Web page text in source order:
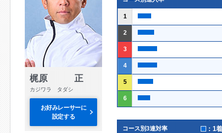
梶原 正
カジワラ タダシ
お好みレーサーに
設定する
1
2
3
4
5
6
コース別3連対率 ：1